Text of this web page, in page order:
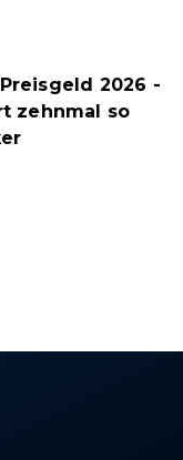
2026 -
zehnmal so